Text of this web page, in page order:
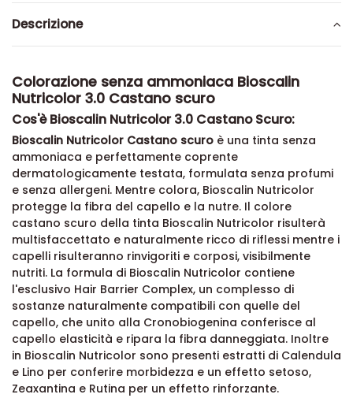
Descrizione
Colorazione senza ammoniaca Bioscalin
Nutricolor 3.0 Castano scuro
Cos'è Bioscalin Nutricolor 3.0 Castano Scuro:
Bioscalin Nutricolor Castano scuro è una tinta senza
ammoniaca e perfettamente coprente
dermatologicamente testata, formulata senza profumi
e senza allergeni. Mentre colora, Bioscalin Nutricolor
protegge la fibra del capello e la nutre. Il colore
castano scuro della tinta Bioscalin Nutricolor risulterà
multisfaccettato e naturalmente ricco di riflessi mentre i
capelli risulteranno rinvigoriti e corposi, visibilmente
nutriti. La formula di Bioscalin Nutricolor contiene
l'esclusivo Hair Barrier Complex, un complesso di
sostanze naturalmente compatibili con quelle del
capello, che unito alla Cronobiogenina conferisce al
capello elasticità e ripara la fibra danneggiata. Inoltre
in Bioscalin Nutricolor sono presenti estratti di Calendula
e Lino per conferire morbidezza e un effetto setoso,
Zeaxantina e Rutina per un effetto rinforzante.